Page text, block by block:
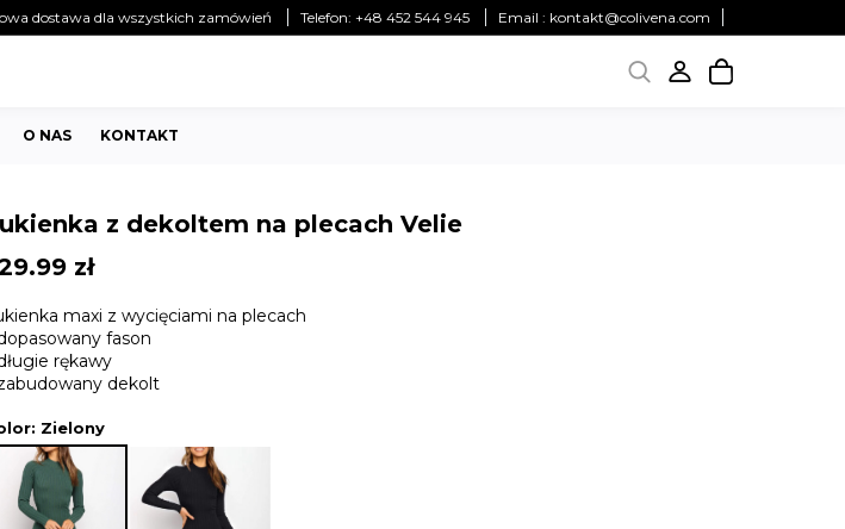
dostawa dla wszystkich zamówień Telefon: +48 452 544 945 Email : kontakt@colivena.com
O NAS KONTAKT
z dekoltem na plecach Velie
zł
maxi z wycięciami na plecach
fason
rękawy
dekolt
: Zielony